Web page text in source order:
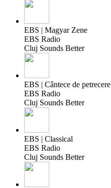
EBS | Magyar Zene
EBS Radio
Cluj Sounds Better
EBS | Cântece de petrecere
EBS Radio
Cluj Sounds Better
EBS | Classical
EBS Radio
Cluj Sounds Better